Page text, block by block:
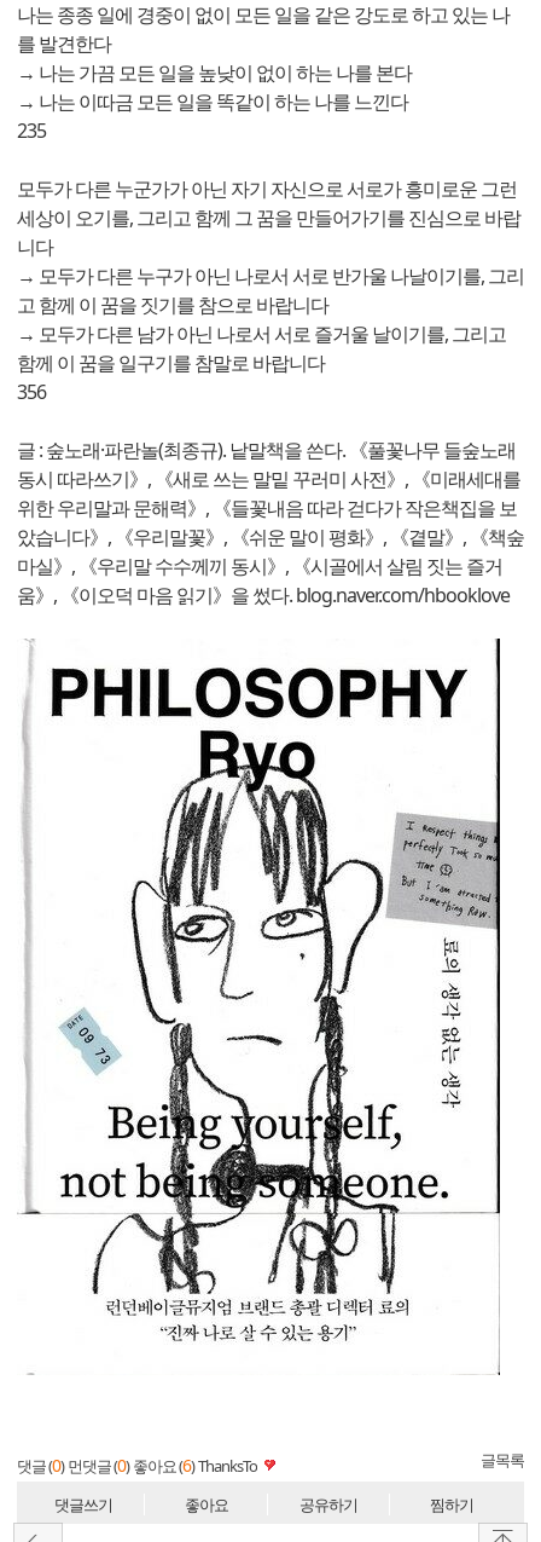
나는 종종 일에 경중이 없이 모든 일을 같은 강도로 하고 있는 나
를 발견한다
→ 나는 가끔 모든 일을 높낮이 없이 하는 나를 본다
→ 나는 이따금 모든 일을 똑같이 하는 나를 느낀다
235
모두가 다른 누군가가 아닌 자기 자신으로 서로가 흥미로운 그런
세상이 오기를, 그리고 함께 그 꿈을 만들어가기를 진심으로 바랍
니다
→ 모두가 다른 누구가 아닌 나로서 서로 반가울 나날이기를, 그리
고 함께 이 꿈을 짓기를 참으로 바랍니다
→ 모두가 다른 남가 아닌 나로서 서로 즐거울 날이기를, 그리고
함께 이 꿈을 일구기를 참말로 바랍니다
356
글 : 숲노래·파란놀(최종규). 낱말책을 쓴다. 《풀꽃나무 들숲노래
동시 따라쓰기》, 《새로 쓰는 말밑 꾸러미 사전》, 《미래세대를
위한 우리말과 문해력》, 《들꽃내음 따라 걷다가 작은책집을 보
았습니다》, 《우리말꽃》, 《쉬운 말이 평화》, 《곁말》, 《책숲
마실》, 《우리말 수수께끼 동시》, 《시골에서 살림 짓는 즐거
움》, 《이오덕 마음 읽기》을 썼다. blog.naver.com/hbooklove
댓글 (0) 먼댓글 (0) 좋아요 (6)ThanksTo 글목록
댓글쓰기 좋아요 공유하기 찜하기